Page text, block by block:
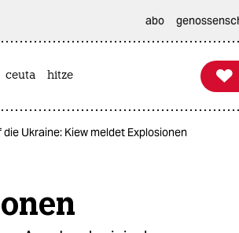
abo
ceuta hitze 
taz
Ukraine: Kiew meldet Explosionen